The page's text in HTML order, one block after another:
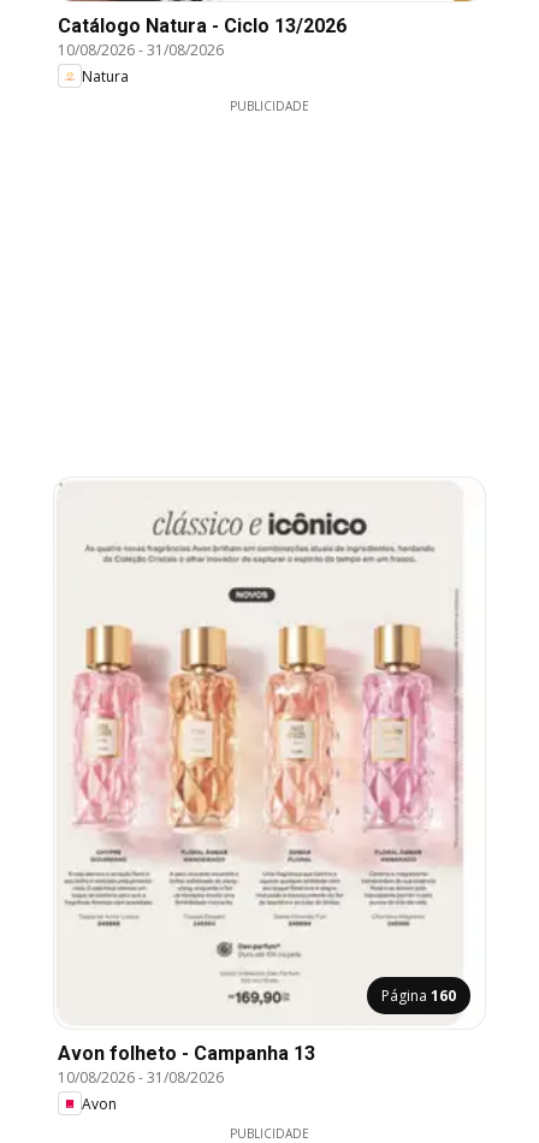
Catálogo Natura - Ciclo 13/2026
10/08/2026-31/08/2026
Natura
PUBLICIDADE
Página 160
Avon folheto - Campanha 13
10/08/2026-31/08/2026
Avon
PUBLICIDADE